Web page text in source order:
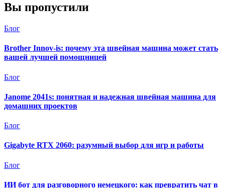
Вы пропустили
Блог
Brother Innov-is: почему эта швейная машина может стать
вашей лучшей помощницей
Блог
Janome 2041s: понятная и надежная швейная машина для
домашних проектов
Блог
Gigabyte RTX 2060: разумный выбор для игр и работы
Блог
ИИ бот для разговорного немецкого: как превратить чат в